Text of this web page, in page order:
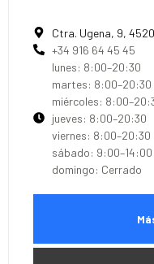
Ctra. Ugena, 9,
+34 916 64 45 45
lunes: 8:00–20:30
martes: 8:00–20:30
miércoles:
jueves: 8:00–20:30
viernes: 8:00–20:30
sábado: 9:00–14:00
domingo: Cerrado